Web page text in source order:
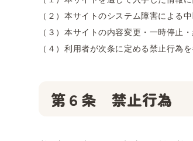
（２）本サイトのシステム障害による
（３）本サイトの内容変更・一時停止
（４）利用者が次条に定める禁止行為
第６条 禁止行為